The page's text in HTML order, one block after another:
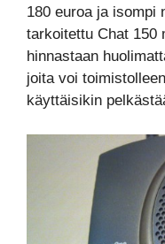
180 euroa ja isompi
tarkoitettu Chat 150
hinnastaan
joita voi
käyttäisikin